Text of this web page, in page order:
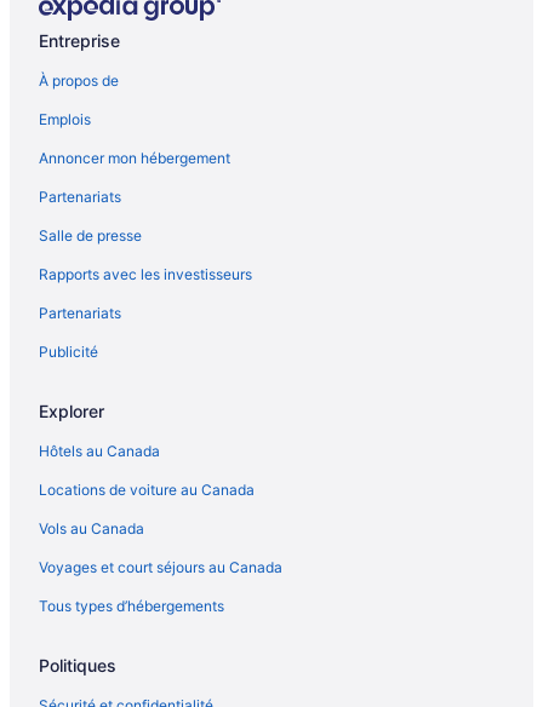
Entreprise
À propos de
Emplois
Annoncer mon hébergement
Partenariats
Salle de presse
Rapports avec les investisseurs
Partenariats
Publicité
Explorer
Hôtels au Canada
Locations de voiture au Canada
Vols au Canada
Voyages et court séjours au Canada
Tous types d’hébergements
Politiques